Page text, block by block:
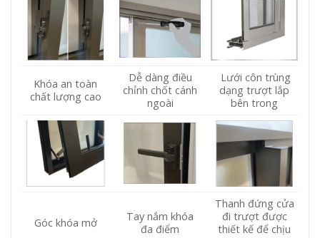
Khóa an toàn
chất lượng cao
Dễ dàng điều
chỉnh chốt cánh
ngoài
Lưới côn trùng
dạng trượt lắp
bên trong
Góc khóa mở
Tay nắm khóa
đa điểm
Thanh đứng cửa
đi trượt được
thiết kế để chịu